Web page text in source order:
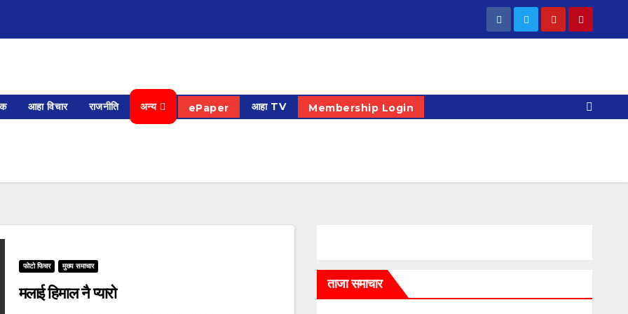
आहा विचार राजनीति अन्य ePaper आहा TV Membership Login
फोटो फिचर मुख्य समाचार
मलाई हिमाल नै प्यारो ताजा समाचार